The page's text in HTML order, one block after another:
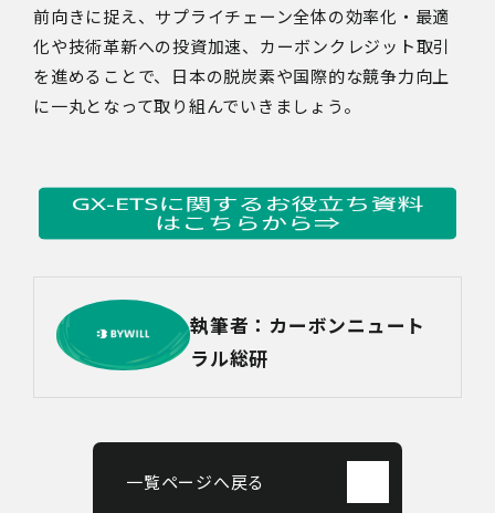
前向きに捉え、サプライチェーン全体の効率化・最適
化や技術革新への投資加速、カーボンクレジット取引
を進めることで、日本の脱炭素や国際的な競争力向上
に一丸となって取り組んでいきましょう。
執筆者：カーボンニュート
ラル総研
一覧ページへ戻る